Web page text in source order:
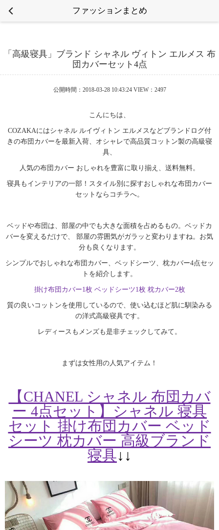
ファッションまとめ
「高級寝具」ブランド シャネル ヴィトン エルメス 布
団カバーセット4点
公開時間：2018-03-28 10:43:24 VIEW：2497
こんにちは、
COZAKAにはシャネル ルイヴィトン エルメスなどブランドログ付
きの布団カバーを最新入荷、オシャレで高品質コットン製の高級寝
具、
人気の布団カバー おしゃれを豊富に取り揃え、送料無料。
寝具もインテリアの一部！スタイル別に探すおしゃれな布団カバー
セットならコチラへ。
ベッドや布団は、部屋の中でも大きな面積を占めるもの。ベッドカ
バーを変えるだけで、 部屋の雰囲気がガラッと変わりますね。お気
分も良くなります。
シンプルでおしゃれな布団カバー、ベッドシーツ、枕カバー4点セッ
トを紹介します。
掛け布団カバー1枚 ベッドシーツ1枚 枕カバー2枚
質の良いコットンを使用しているので、使い込むほど肌に馴染みる
の洋式高級寝具です。
レディースもメンズも是非チェックしてみて。
まずは女性用の人気アイテム！
【CHANEL シャネル 布団カバ
ー 4点セット】シャネル 寝具
セット 掛け布団カバー ベッド
シーツ 枕カバー 高級ブランド
寝具↓↓